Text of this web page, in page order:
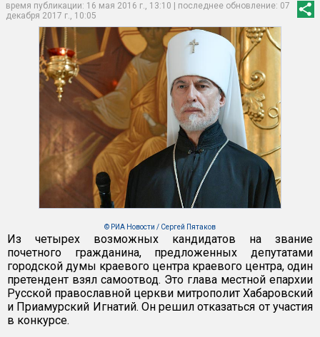
время публикации: 16 мая 2016 г., 13:10 | последнее обновление: 07
декабря 2017 г., 10:05
© РИА Новости / Сергей Пятаков
Из четырех возможных кандидатов на звание
почетного гражданина, предложенных депутатами
городской думы краевого центра краевого центра, один
претендент взял самоотвод. Это глава местной епархии
Русской православной церкви митрополит Хабаровский
и Приамурский Игнатий. Он решил отказаться от участия
в конкурсе.